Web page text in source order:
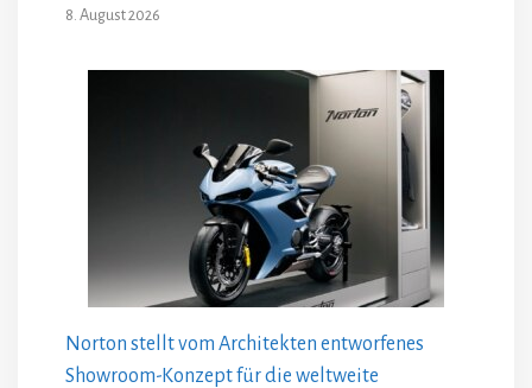
8. August 2026
Norton stellt vom Architekten entworfenes
Showroom-Konzept für die weltweite